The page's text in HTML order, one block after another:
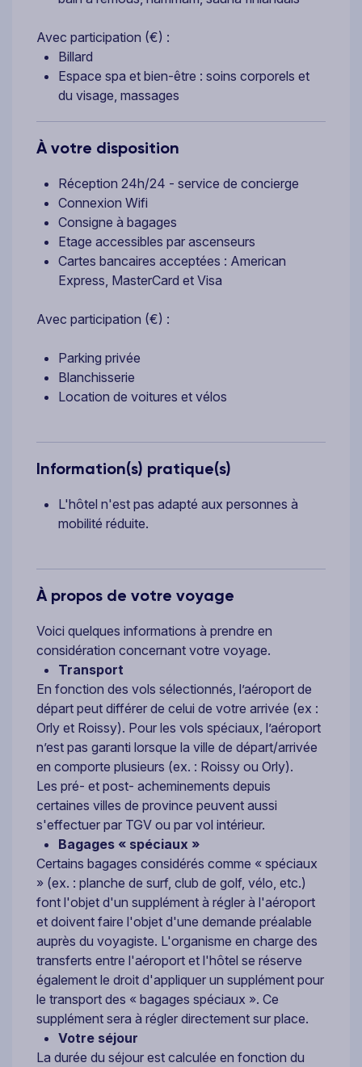
Avec participation (€) :
Billard
Espace spa et bien-être : soins corporels et
du visage, massages
À votre disposition
Réception 24h/24 - service de concierge
Connexion Wifi
Consigne à bagages
Etage accessibles par ascenseurs
Cartes bancaires acceptées : American
Express, MasterCard et Visa
Avec participation (€) :
Parking privée
Blanchisserie
Location de voitures et vélos
Information(s) pratique(s)
L'hôtel n'est pas adapté aux personnes à
mobilité réduite.
À propos de votre voyage
Voici quelques informations à prendre en
considération concernant votre voyage.
Transport
En fonction des vols sélectionnés, l’aéroport de
départ peut différer de celui de votre arrivée (ex :
Orly et Roissy). Pour les vols spéciaux, l’aéroport
n’est pas garanti lorsque la ville de départ/arrivée
en comporte plusieurs (ex. : Roissy ou Orly).
Les pré- et post- acheminements depuis
certaines villes de province peuvent aussi
s'effectuer par TGV ou par vol intérieur.
Bagages « spéciaux »
Certains bagages considérés comme « spéciaux
» (ex. : planche de surf, club de golf, vélo, etc.)
font l'objet d'un supplément à régler à l'aéroport
et doivent faire l'objet d'une demande préalable
auprès du voyagiste. L'organisme en charge des
transferts entre l'aéroport et l'hôtel se réserve
également le droit d'appliquer un supplément pour
le transport des « bagages spéciaux ». Ce
supplément sera à régler directement sur place.
Votre séjour
La durée du séjour est calculée en fonction du